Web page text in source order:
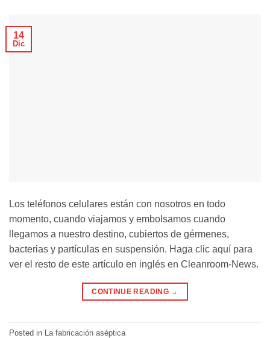
14
Dic
Los teléfonos celulares están con nosotros en todo
momento, cuando viajamos y embolsamos cuando
llegamos a nuestro destino, cubiertos de gérmenes,
bacterias y partículas en suspensión. Haga clic aquí para
ver el resto de este artículo en inglés en Cleanroom-News.
CONTINUE READING →
Posted in La fabricación aséptica